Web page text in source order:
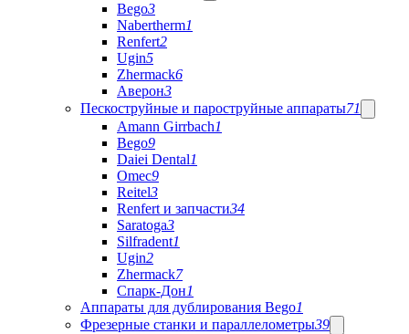
Bego3
Nabertherm1
Renfert2
Ugin5
Zhermack6
Аверон3
Пескоструйные и пароструйные аппараты71
Amann Girrbach1
Bego9
Daiei Dental1
Omec9
Reitel3
Renfert и запчасти34
Saratoga3
Silfradent1
Ugin2
Zhermack7
Спарк-Дон1
Аппараты для дублирования Bego1
Фрезерные станки и параллелометры39